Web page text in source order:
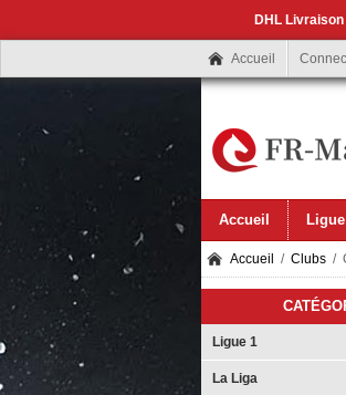
DHL
Accueil
Accueil
Accueil / Clubs /
Ligue 1
La Liga